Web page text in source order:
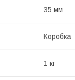
35 мм
Коробка
1 кг